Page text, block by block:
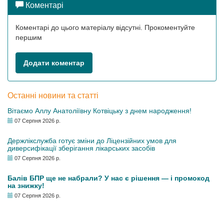
Коментарі
Коментарі до цього матеріалу відсутні. Прокоментуйте
першим
Додати коментар
Останні новини та статті
Вітаємо Аллу Анатоліївну Котвіцьку з днем народження!
07 Серпня 2026 р.
Держлікслужба готує зміни до Ліцензійних умов для
диверсифікації зберігання лікарських засобів
07 Серпня 2026 р.
Балів БПР ще не набрали? У нас є рішення — і промокод
на знижку!
07 Серпня 2026 р.